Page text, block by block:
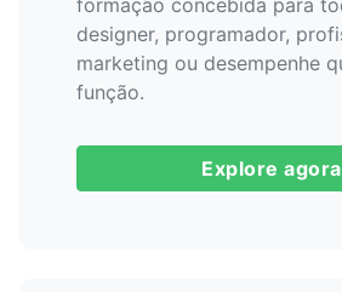
designer, programador,
marketing ou desempenhe
função.
Explore agora